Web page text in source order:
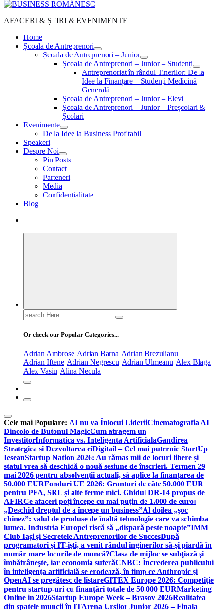
AFACERI & ȘTIRI & EVENIMENTE
Home
Școala de Antreprenori
Școala de Antreprenori – Junior
Școala de Antreprenori – Junior – Studenți
Antreprenoriat în rândul Tinerilor: De la
Idee la Finanțare – Studenți Medicină
Generală
Școala de Antreprenori – Junior – Elevi
Școala de Antreprenori – Junior – Preșcolari &
Școlari
Evenimente
De la Idee la Business Profitabil
Speakeri
Despre Noi
Pin Posts
Contact
Parteneri
Media
Confidențialitate
Blog
Search
for:
Or check our Popular Categories...
Adrian Ambrose Adrian Barna Adrian Brezulianu
Adrian Iftene Adrian Negrescu Adrian Ulmeanu Alex Blaga
Alex Vasiu Alina Necula
Cele mai Populare: AI nu va Înlocui LideriiCinematografia AI
Dincolo de Butonul MagicCum atragem un
InvestitorInformatica vs. Inteligenta ArtificialaGandirea
Strategica si Dezvoltarea eiDigitail – Cel mai puternic StartUp
IeseanStartup Nation 2026: Au rămas mii de locuri libere și
statul vrea să deschidă o nouă sesiune de înscrieri. Termen 29
mai 2026 pentru absolvenții actuali, să aplice la finanțarea de
50.000 EURFonduri UE 2026: Granturi de câte 50.000 EUR
pentru PFA, SRL și alte ferme mici. Ghidul DR-14 propus de
AFIRCe afaceri poți începe cu mai puțin de 1.000 de euro:
„Deschid dreptul de a începe un business”Al doilea „șoc
chinez”: valul de produse de înaltă tehnologie care va schimba
lumea. Industria Europei riscă să „dispară peste noapte”IMM
Club Iași și Secretele Antreprenorilor de SuccesDupă
programatori şi IT-işti, a venit rândul inginerilor să-şi piardă în
număr mare locurile de muncă?Clasa de mijloc se subţiază şi
îmbătrâneşte, iar economia suferăCNBC: Încrederea publicului
în inteligenţa artificială se erodează, în timp ce Anthropic şi
OpenAI se pregătesc de listareGITEX Europe 2026: Competiție
pentru startup-uri cu finanțări totale de 50.000 EURMarketing
Online in 2026Startup Europe Week – Brasov 2026Realitatea
din spatele muncii în ITArena Ursilor Junior 2026 – Finala